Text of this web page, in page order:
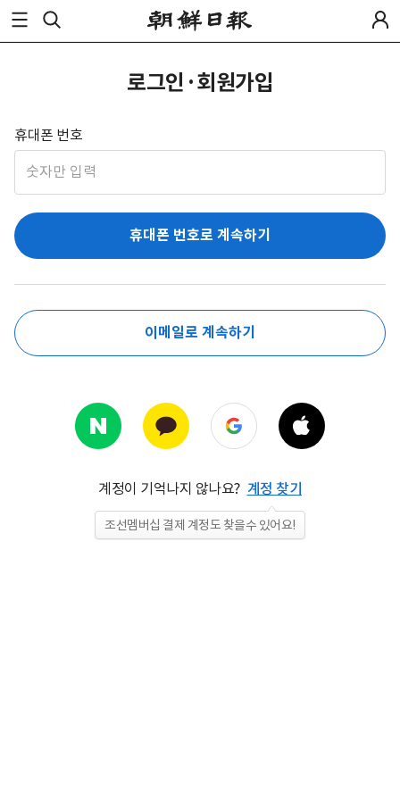
로그인·회원가입
휴대폰 번호
휴대폰 번호로 계속하기
이메일로 계속하기
계정이 기억나지 않나요? 계정 찾기
조선멤버십 결제 계정도 찾을수 있어요!